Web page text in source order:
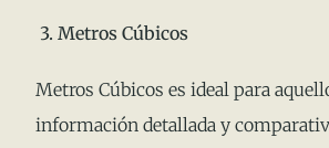
3. Metros Cúbicos
Metros Cúbicos es ideal para
información detallada y